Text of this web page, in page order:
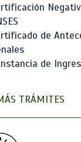
de
de
TRÁMITES